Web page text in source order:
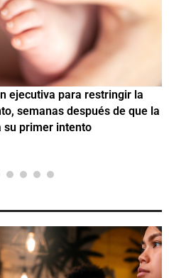
para restringir la
después de que la
primer intento